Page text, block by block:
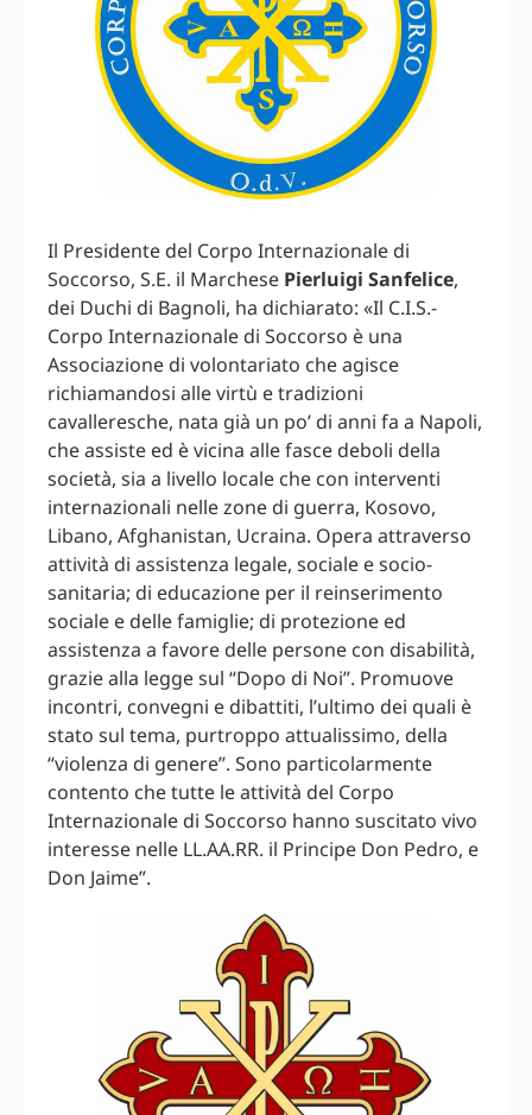
Il Presidente del Corpo Internazionale di
Soccorso, S.E. il Marchese Pierluigi Sanfelice,
dei Duchi di Bagnoli, ha dichiarato: «Il C.I.S.-
Corpo Internazionale di Soccorso è una
Associazione di volontariato che agisce
richiamandosi alle virtù e tradizioni
cavalleresche, nata già un po’ di anni fa a Napoli,
che assiste ed è vicina alle fasce deboli della
società, sia a livello locale che con interventi
internazionali nelle zone di guerra, Kosovo,
Libano, Afghanistan, Ucraina. Opera attraverso
attività di assistenza legale, sociale e socio-
sanitaria; di educazione per il reinserimento
sociale e delle famiglie; di protezione ed
assistenza a favore delle persone con disabilità,
grazie alla legge sul “Dopo di Noi”. Promuove
incontri, convegni e dibattiti, l’ultimo dei quali è
stato sul tema, purtroppo attualissimo, della
“violenza di genere”. Sono particolarmente
contento che tutte le attività del Corpo
Internazionale di Soccorso hanno suscitato vivo
interesse nelle LL.AA.RR. il Principe Don Pedro, e
Don Jaime”.